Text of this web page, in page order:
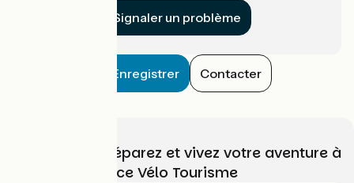
Signaler un problème
Enregistrer Contacter
Choisissez, préparez et vivez votre aventure à
vélo avec France Vélo Tourisme